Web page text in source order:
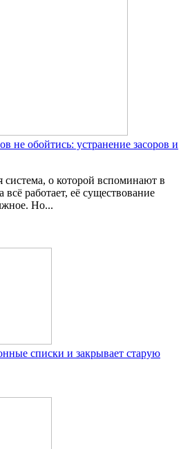
не обойтись: устранение засоров и
о которой вспоминают в
работает, её существование
Но...
списки и закрывает старую